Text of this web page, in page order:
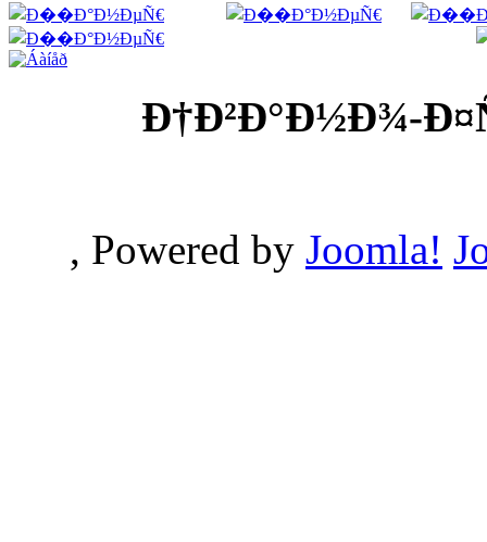
Ð†Ð²Ð°Ð½Ð¾-
, Powered by Joomla!